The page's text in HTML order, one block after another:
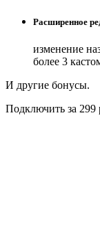
Расширенное
изменение
более 3
И другие бонусы.
Подключить за 299